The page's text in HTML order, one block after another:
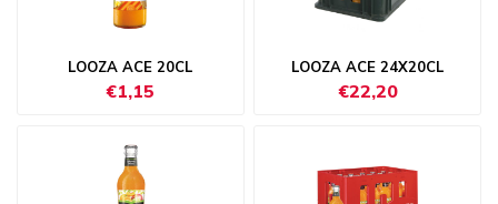
LOOZA ACE 20CL
€1,15
LOOZA ACE 24X20CL
€22,20